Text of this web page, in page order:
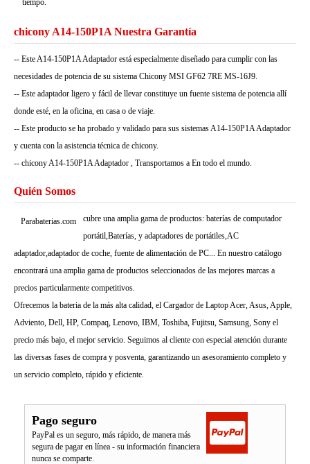
tiempo.
chicony A14-150P1A Nuestra Garantía
-- Este A14-150P1A Adaptador está especialmente diseñado para cumplir con las
necesidades de potencia de su sistema Chicony MSI GF62 7RE MS-16J9.
-- Este adaptador ligero y fácil de llevar constituye un fuente sistema de potencia allí
donde esté, en la oficina, en casa o de viaje.
-- Este producto se ha probado y validado para sus sistemas A14-150P1A Adaptador
y cuenta con la asistencia técnica de chicony.
-- chicony A14-150P1A Adaptador , Transportamos a En todo el mundo.
Quién Somos
Parabaterias.com
cubre una amplia gama de productos: baterías de computador
portátil,Baterías, y adaptadores de portátiles,AC
adaptador,adaptador de coche, fuente de alimentación de PC... En nuestro catálogo
encontrará una amplia gama de productos seleccionados de las mejores marcas a
precios particularmente competitivos.
Ofrecemos la bateria de la más alta calidad, el Cargador de Laptop Acer, Asus, Apple,
Adviento, Dell, HP, Compaq, Lenovo, IBM, Toshiba, Fujitsu, Samsung, Sony el
precio más bajo, el mejor servicio. Seguimos al cliente con especial atención durante
las diversas fases de compra y posventa, garantizando un asesoramiento completo y
un servicio completo, rápido y eficiente.
Pago seguro
PayPal es un seguro, más rápido, de manera más
segura de pagar en línea - su información financiera
nunca se comparte.